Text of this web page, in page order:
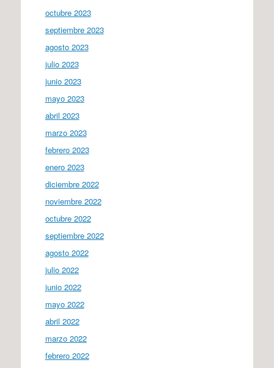
octubre 2023
septiembre 2023
agosto 2023
julio 2023
junio 2023
mayo 2023
abril 2023
marzo 2023
febrero 2023
enero 2023
diciembre 2022
noviembre 2022
octubre 2022
septiembre 2022
agosto 2022
julio 2022
junio 2022
mayo 2022
abril 2022
marzo 2022
febrero 2022